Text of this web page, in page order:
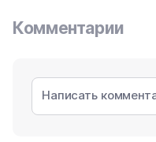
Комментарии